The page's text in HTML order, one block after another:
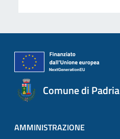
Comune di Padria
AMMINISTRAZIONE